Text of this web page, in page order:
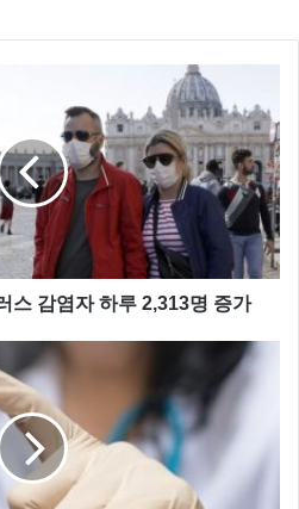
론 해외에서도 큰 호평을 받
폰이기 때문이다.
리즈 판매 활성화를 위해서는
공시지원금 확대와 5G 기지
한다.
스 감염자 하루 2,313명 증가